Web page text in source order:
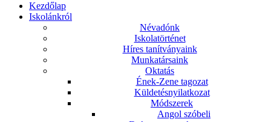
Kezdőlap
Iskolánkról
Névadónk
Iskolatörténet
Híres tanítványaink
Munkatársaink
Oktatás
Ének-Zene tagozat
Küldetésnyilatkozat
Módszerek
Angol szóbeli